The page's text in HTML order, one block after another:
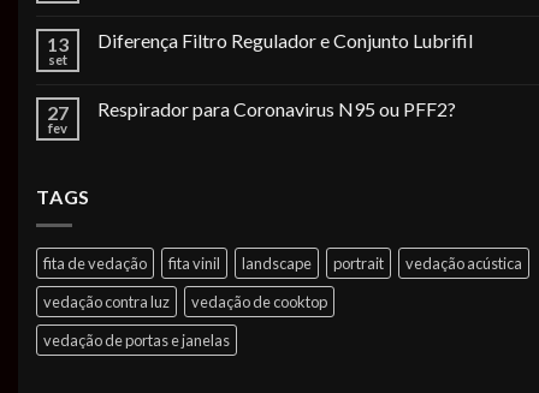
13
set
Diferença Filtro Regulador e Conjunto Lubrifil
27
fev
Respirador para Coronavirus N95 ou PFF2?
TAGS
fita de vedação fita vinil landscape portrait
vedação acústica
vedação contra luz
vedação de cooktop
vedação de portas e janelas